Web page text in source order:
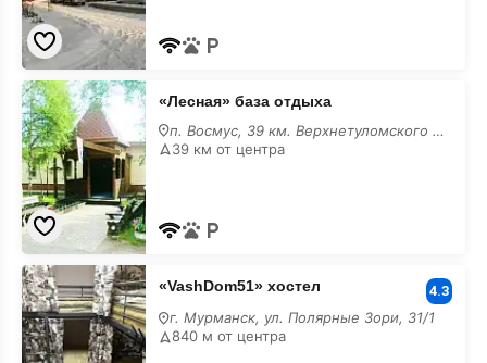
«Лесная»
база
отдыха
с
размещением
с
животными
«Лесная» база отдыха
п. Восмус, 39 км. Верхнетуломского шоссе, 1,
39 км от центра
«VashDom51»
хостел
с
размещением
с
«VashDom51» хостел 4.3
г. Мурманск, ул. Полярные Зори, 31/1
840 м от центра